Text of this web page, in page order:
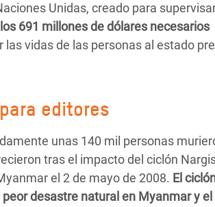
Unidas, creado para
691 millones de dólares necesarios
vidas de las personas al estado
editores
unas 140 mil personas
tras el impacto del ciclón
el 2 de mayo de 2008. El
desastre natural en Myanmar y el